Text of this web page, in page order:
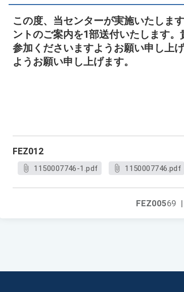
この度、当センターが実施いたしま
ントのご案内を1部送付いたします
参加くださいますようお願い申し上
ようお願い申し上げます。
FEZ012
1150007746-1.pdf 1150007746.pdf
FEZ00569 |